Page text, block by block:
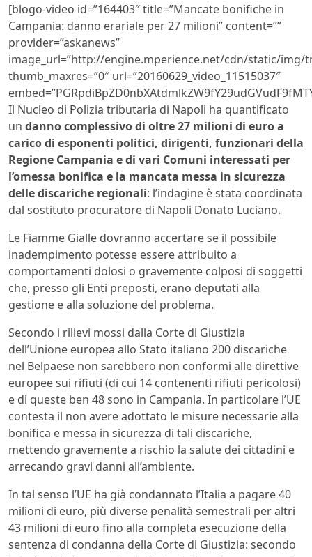
[blogo-video id=”164403″ title=”Mancate bonifiche in
Campania: danno erariale per 27 milioni” content=””
provider=”askanews”
image_url=”http://engine.mperience.net/cdn/static/img/
thumb_maxres=”0″ url=”20160629_video_11515037″
Il Nucleo di Polizia tributaria di Napoli ha quantificato
un danno complessivo di oltre 27 milioni di euro a
carico di esponenti politici, dirigenti, funzionari della
Regione Campania e di vari Comuni interessati per
l’omessa bonifica e la mancata messa in sicurezza
delle discariche regionali: l’indagine è stata coordinata
dal sostituto procuratore di Napoli Donato Luciano.
Le Fiamme Gialle dovranno accertare se il possibile
inadempimento potesse essere attribuito a
comportamenti dolosi o gravemente colposi di soggetti
che, presso gli Enti preposti, erano deputati alla
gestione e alla soluzione del problema.
Secondo i rilievi mossi dalla Corte di Giustizia
dell’Unione europea allo Stato italiano 200 discariche
nel Belpaese non sarebbero non conformi alle direttive
europee sui rifiuti (di cui 14 contenenti rifiuti pericolosi)
e di queste ben 48 sono in Campania. In particolare l’UE
contesta il non avere adottato le misure necessarie alla
bonifica e messa in sicurezza di tali discariche,
mettendo gravemente a rischio la salute dei cittadini e
arrecando gravi danni all’ambiente.
In tal senso l’UE ha già condannato l’Italia a pagare 40
milioni di euro, più diverse penalità semestrali per altri
43 milioni di euro fino alla completa esecuzione della
sentenza di condanna della Corte di Giustizia: secondo